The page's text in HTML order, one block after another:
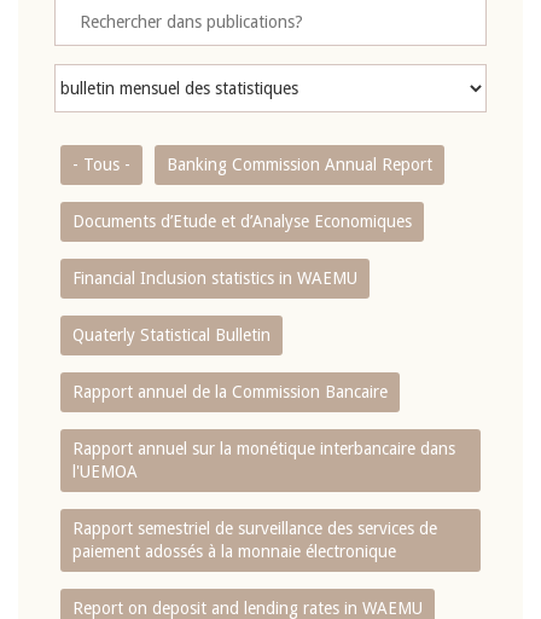
- Tous - Banking Commission Annual Report
Documents d’Etude et d’Analyse Economiques
Financial Inclusion statistics in WAEMU
Quaterly Statistical Bulletin
Rapport annuel de la Commission Bancaire
Rapport annuel sur la monétique interbancaire dans
l'UEMOA
Rapport semestriel de surveillance des services de
paiement adossés à la monnaie électronique
Report on deposit and lending rates in WAEMU